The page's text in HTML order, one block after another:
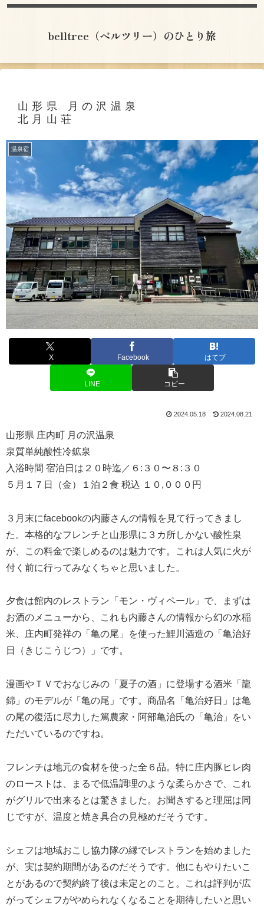
belltree（ベルツリー）のひとり旅
山形県 月の沢温泉
北月山荘
温泉宿
X Facebook はてブ
LINE コピー
2024.05.18 2024.08.21
山形県 庄内町 月の沢温泉
泉質単純酸性冷鉱泉
入浴時間 宿泊日は２０時迄／６:３０〜８:３０
５月１７日（金）１泊２食 税込 １０,０００円
３月末にfacebookの内藤さんの情報を見て行ってきまし
た。本格的なフレンチと山形県に３カ所しかない酸性泉
が、この料金で楽しめるのは魅力です。これは人気に火が
付く前に行ってみなくちゃと思いました。
夕食は館内のレストラン「モン・ヴィペール」で、まずは
お酒のメニューから、これも内藤さんの情報から幻の水稲
米、庄内町発祥の「亀の尾」を使った鯉川酒造の「亀治好
日（きじこうじつ）」です。
漫画やＴＶでおなじみの「夏子の酒」に登場する酒米「龍
錦」のモデルが「亀の尾」です。商品名「亀治好日」は亀
の尾の復活に尽力した篤農家・阿部亀治氏の「亀治」をい
ただいているのですね。
フレンチは地元の食材を使った全６品。特に庄内豚ヒレ肉
のローストは、まるで低温調理のような柔らかさで、これ
がグリルで出来るとは驚きました。お聞きすると理屈は同
じですが、温度と焼き具合の見極めだそうです。
シェフは地域おこし協力隊の縁でレストランを始めました
が、実は契約期間があるのだそうです。他にもやりたいこ
とがあるので契約終了後は未定とのこと。これは評判が広
がってシェフがやめられなくなることを期待したいと思い